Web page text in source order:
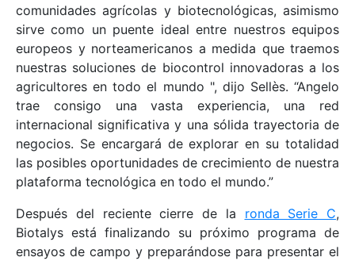
comunidades agrícolas y biotecnológicas, asimismo
sirve como un puente ideal entre nuestros equipos
europeos y norteamericanos a medida que traemos
nuestras soluciones de biocontrol innovadoras a los
agricultores en todo el mundo ", dijo Sellès. “Angelo
trae consigo una vasta experiencia, una red
internacional significativa y una sólida trayectoria de
negocios. Se encargará de explorar en su totalidad
las posibles oportunidades de crecimiento de nuestra
plataforma tecnológica en todo el mundo.”
Después del reciente cierre de la ronda Serie C,
Biotalys está finalizando su próximo programa de
ensayos de campo y preparándose para presentar el